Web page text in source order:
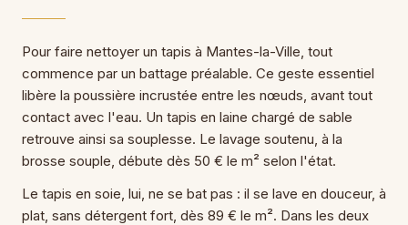
Pour faire nettoyer un tapis à Mantes-la-Ville, tout
commence par un battage préalable. Ce geste essentiel
libère la poussière incrustée entre les nœuds, avant tout
contact avec l'eau. Un tapis en laine chargé de sable
retrouve ainsi sa souplesse. Le lavage soutenu, à la
brosse souple, débute dès 50 € le m² selon l'état.
Le tapis en soie, lui, ne se bat pas : il se lave en douceur, à
plat, sans détergent fort, dès 89 € le m². Dans les deux